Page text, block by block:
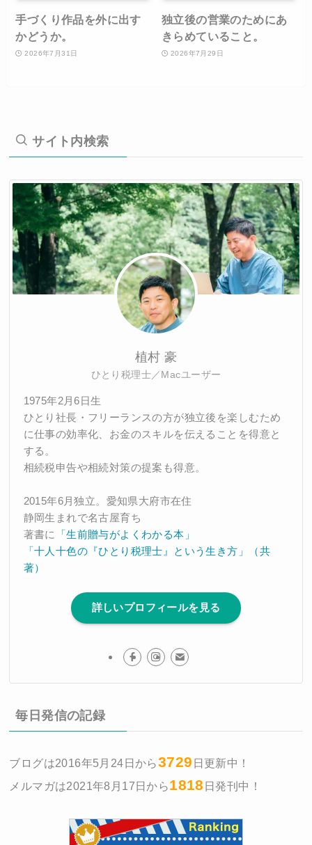
手づくり作品を外に出す
かどうか。
2026年7月31日
独立後の営業のためにあ
きらめていること。
2026年7月29日
サイト内検索
植村 豪
ひとり税理士／Macユーザー
1975年2月6日生
ひとり社長・フリーランスの方が独立後を楽しむため
に仕事の効率化、お金のスキルを伝えることを得意と
する。
相続税申告や相続対策の提案も得意。
2015年6月独立。愛知県大府市在住
静岡生まれで名古屋育ち
著書に
「生前贈与がよくわかる本」
「十人十色の『ひとり税理士』という生き方」（共
著）
詳しいプロフィールを見る
毎日発信の記録
ブログは2016年5月24日から3729 日更新中！
メルマガは2021年8月17日から1818 日発刊中！